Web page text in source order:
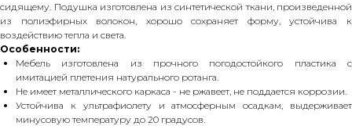
сидящему. Подушка изготовлена из синтетической ткани, произведенной
из полиэфирных волокон, хорошо сохраняет форму, устойчива к
воздействию тепла и света.
Особенности:
Мебель изготовлена из прочного погодостойкого пластика с
имитацией плетения натурального ротанга.
Не имеет металлического каркаса - не ржавеет, не поддается коррозии.
Устойчива к ультрафиолету и атмосферным осадкам, выдерживает
минусовую температуру до 20 градусов.